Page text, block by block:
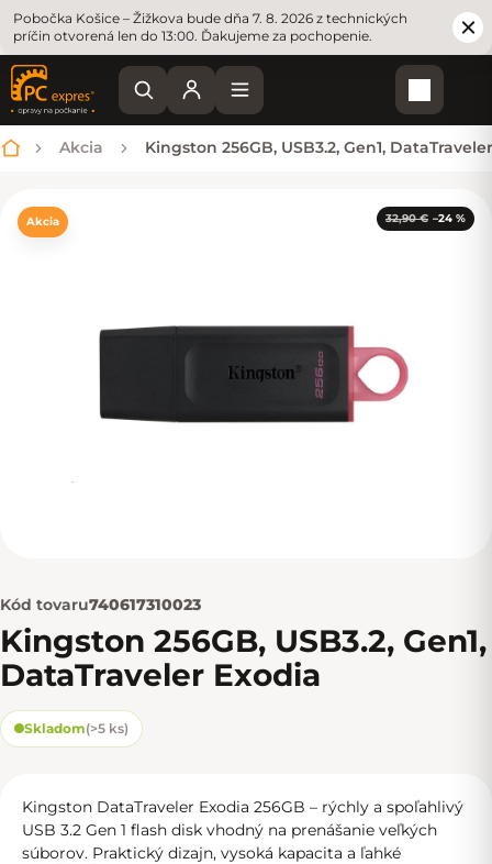
Pobočka Košice – Žižkova bude dňa 7. 8. 2026 z technických
príčin otvorená len do 13:00. Ďakujeme za pochopenie.
Domov
Akcia Kingston 256GB, USB3.2, Gen1,
Akcia 32,90 € –24 %
Kód tovaru740617310023
Kingston 256GB, USB3.2, Gen1,
DataTraveler Exodia
Skladom(>5 ks)
Kingston DataTraveler Exodia 256GB – rýchly a spoľahlivý
USB 3.2 Gen 1 flash disk vhodný na prenášanie veľkých
súborov. Praktický dizajn, vysoká kapacita a ľahké